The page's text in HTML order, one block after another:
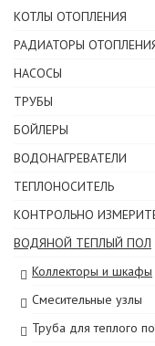
КОТЛЫ ОТОПЛЕНИЯ
РАДИАТОРЫ
НАСОСЫ
ТРУБЫ
БОЙЛЕРЫ
ВОДОНАГРЕВАТЕЛИ
ТЕПЛОНОСИТЕЛЬ
КОНТРОЛЬНО
ВОДЯНОЙ ТЕПЛЫЙ ПОЛ
Коллекторы и шкафы
Смесительные узлы
Труба для теплого